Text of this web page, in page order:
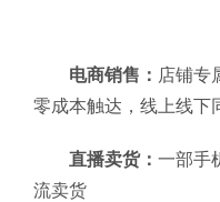
电商销售： 店铺专
零成本触达，线上线下
直播卖货： 一部手
流卖货